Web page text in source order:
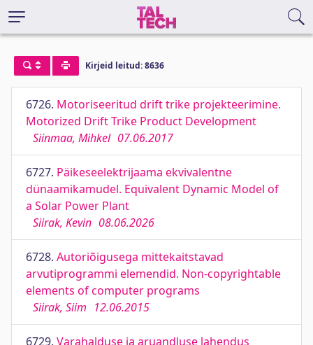
Kirjeid leitud: 8636
6726. Motoriseeritud drift trike projekteerimine.
Motorized Drift Trike Product Development
Siinmaa, Mihkel 07.06.2017
6727. Päikeseelektrijaama ekvivalentne
dünaamikamudel. Equivalent Dynamic Model of
a Solar Power Plant
Siirak, Kevin 08.06.2026
6728. Autoriõigusega mittekaitstavad
arvutiprogrammi elemendid. Non-copyrightable
elements of computer programs
Siirak, Siim 12.06.2015
6729. Varahalduse ja aruandluse lahendus